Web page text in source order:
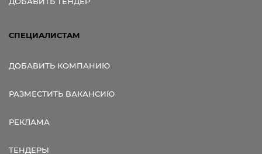
СПЕЦИАЛИСТАМ
ДОБАВИТЬ КОМПАНИЮ
РАЗМЕСТИТЬ ВАКАНСИЮ
РЕКЛАМА
ТЕНДЕРЫ